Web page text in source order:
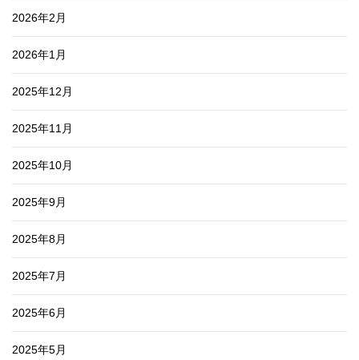
2026年2月
2026年1月
2025年12月
2025年11月
2025年10月
2025年9月
2025年8月
2025年7月
2025年6月
2025年5月